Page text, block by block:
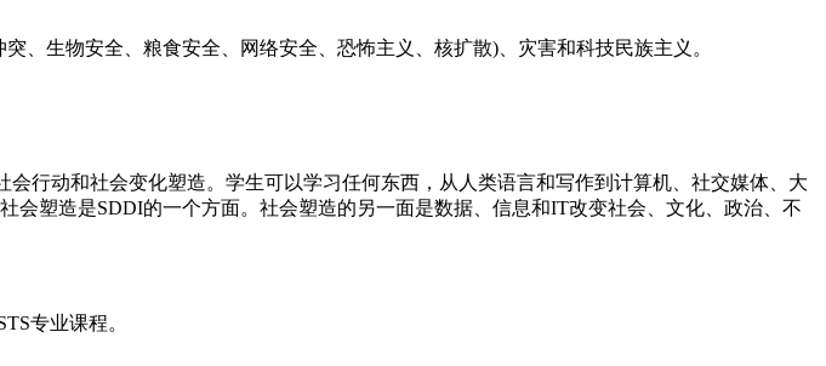
、生物安全、粮食安全、网络安全、恐怖主义、核扩散)、灾害和科技民族主义。
行动和社会变化塑造。学生可以学习任何东西，从人类语言和写作到计算机、社交媒体、大
塑造是SDDI的一个方面。社会塑造的另一面是数据、信息和IT改变社会、文化、政治、不
专业课程。